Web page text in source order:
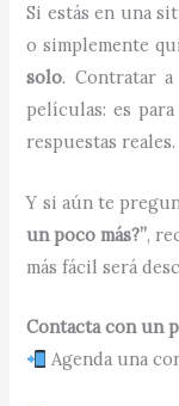
Si estás en una
o simplemente
solo. Contratar
películas: es
respuestas reales.
Y si aún te
un poco más?”,
más fácil será
Contacta con un
Agenda una